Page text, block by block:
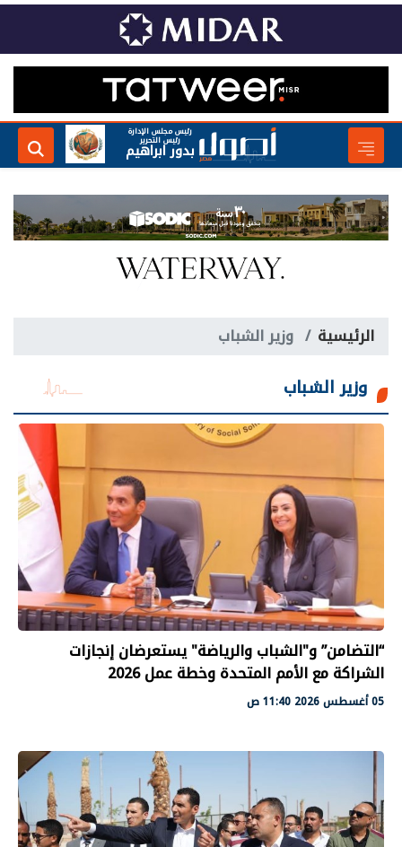
رئيس مجلس الإدارة
رئيس التحرير
بدور ابراهيم
الرئيسية وزير الشباب
وزير الشباب
“التضامن” و"الشباب والرياضة" يستعرضان إنجازات
الشراكة مع الأمم المتحدة وخطة عمل 2026
05 أغسطس 2026 11:40 ص